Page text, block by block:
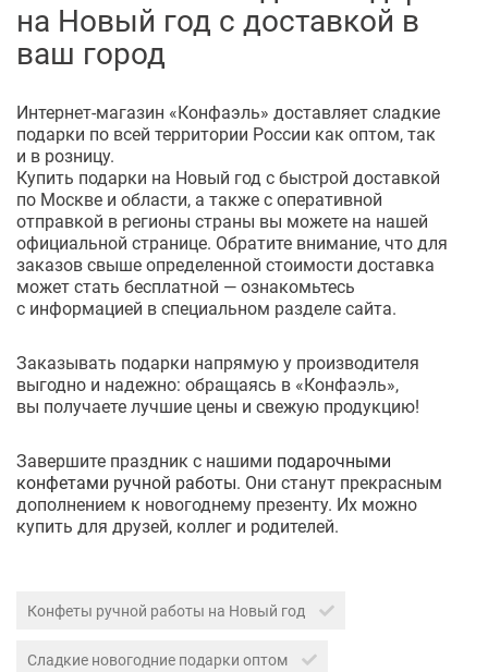
на Новый год с доставкой в
ваш город
Интернет-магазин «Конфаэль» доставляет сладкие
подарки по всей территории России как оптом, так
и в розницу.
Купить подарки на Новый год с быстрой доставкой
по Москве и области, а также с оперативной
отправкой в регионы страны вы можете на нашей
официальной странице. Обратите внимание, что для
заказов свыше определенной стоимости доставка
может стать бесплатной — ознакомьтесь
с информацией в специальном разделе сайта.
Заказывать подарки напрямую у производителя
выгодно и надежно: обращаясь в «Конфаэль»,
вы получаете лучшие цены и свежую продукцию!
Завершите праздник с нашими подарочными
конфетами ручной работы. Они станут прекрасным
дополнением к новогоднему презенту. Их можно
купить для друзей, коллег и родителей.
Конфеты ручной работы на Новый год
Сладкие новогодние подарки оптом